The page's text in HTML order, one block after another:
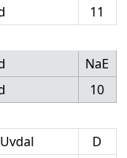
11
NaE
10
D